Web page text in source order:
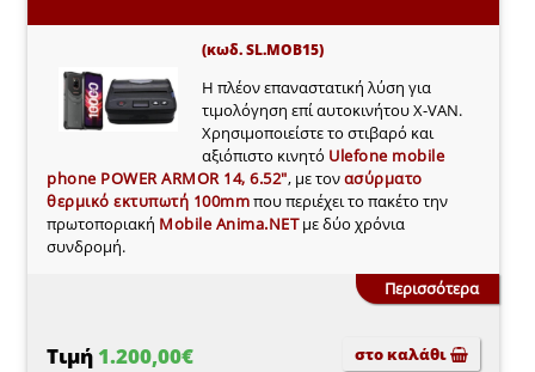
(κωδ. SL.MOB15)
Η πλέον επαναστατική λύση για
τιμολόγηση επί αυτοκινήτου X-VAN.
Χρησιμοποιείστε το στιβαρό και
αξιόπιστο κινητό Ulefone mobile
phone POWER ARMOR 14, 6.52", με τονασύρματο
θερμικό εκτυπωτή 100mmπου περιέχει το πακέτο την
πρωτοποριακή Mobile Anima.NETμε δύο χρόνια
συνδρομή.
Περισσότερα
Τιμή 1.200,00€ στο καλάθι